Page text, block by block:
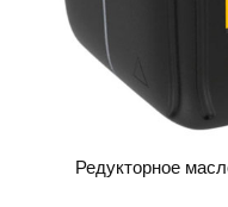
Редукторное